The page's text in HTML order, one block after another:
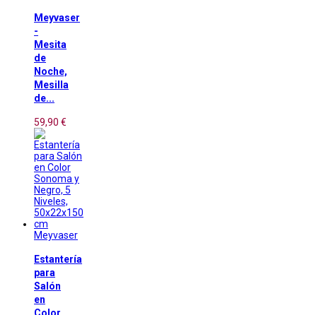
Meyvaser
-
Mesita
de
Noche,
Mesilla
de...
59,90 €
Meyvaser
Estantería
para
Salón
en